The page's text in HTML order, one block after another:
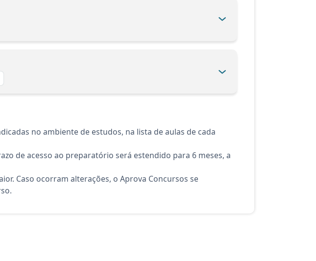
no ambiente de estudos, na lista de aulas de cada
de acesso ao preparatório será estendido para 6 meses, a
Caso ocorram alterações, o Aprova Concursos se